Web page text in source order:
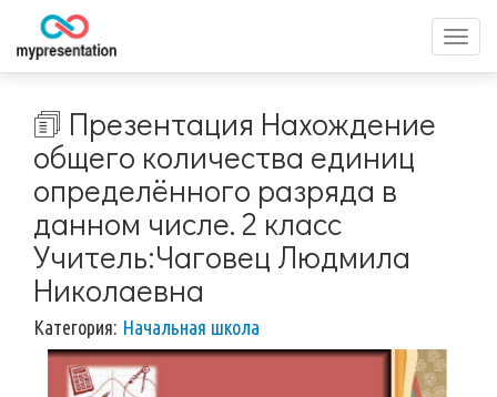
меню
🗊 Презентация Нахождение
общего количества единиц
определённого разряда в
данном числе. 2 класс
Учитель:Чаговец Людмила
Николаевна
Категория: Начальная школа